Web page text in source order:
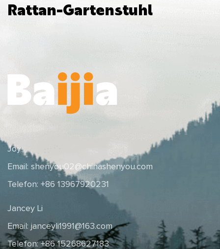
Rattan-Gartenstuhl
Joy
Email: shenyou02@chinashenyou.com
Telefon: +86 13967920231
Jancey Li
Email: janceyli1991@163.com
Telefon: +86 15268627183